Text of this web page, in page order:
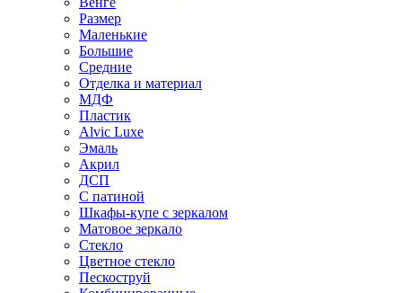
Размер
Маленькие
Большие
Средние
Отделка и материал
МДФ
Пластик
Alvic Luxe
Эмаль
Акрил
ДСП
С патиной
Шкафы-купе с зеркалом
Матовое зеркало
Стекло
Цветное стекло
Пескоструй